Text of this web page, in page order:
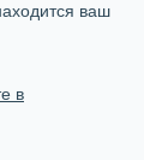
ваш
в